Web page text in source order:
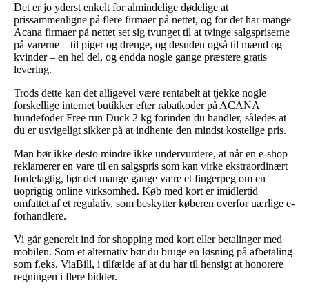
Det er jo yderst enkelt for almindelige dødelige at
prissammenligne på flere firmaer på nettet, og for det har mange
Acana firmaer på nettet set sig tvunget til at tvinge salgspriserne
på varerne – til piger og drenge, og desuden også til mænd og
kvinder – en hel del, og endda nogle gange præstere gratis
levering.
Trods dette kan det alligevel være rentabelt at tjekke nogle
forskellige internet butikker efter rabatkoder på ACANA
hundefoder Free run Duck 2 kg forinden du handler, således at
du er usvigeligt sikker på at indhente den mindst kostelige pris.
Man bør ikke desto mindre ikke undervurdere, at når en e-shop
reklamerer en vare til en salgspris som kan virke ekstraordinært
fordelagtig, bør det mange gange være et fingerpeg om en
uoprigtig online virksomhed. Køb med kort er imidlertid
omfattet af et regulativ, som beskytter køberen overfor uærlige e-
forhandlere.
Vi går generelt ind for shopping med kort eller betalinger med
mobilen. Som et alternativ bør du bruge en løsning på afbetaling
som f.eks. ViaBill, i tilfælde af at du har til hensigt at honorere
regningen i flere bidder.